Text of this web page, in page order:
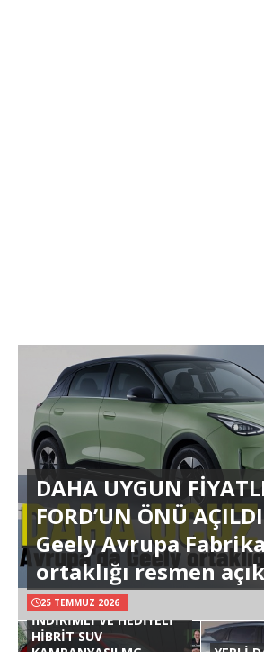
DAHA UYGUN
FORD’UN ÖNÜ
Geely Avrupa
ortaklığı resmen
25 TEMMUZ 2026
İNDİRİMLİ VE HEDİYELİ
HİBRİT SUV